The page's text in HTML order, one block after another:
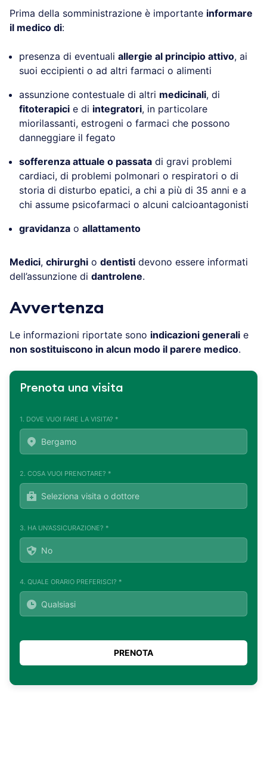
Prima della somministrazione è importante informare
il medico di:
presenza di eventuali allergie al principio attivo, ai
suoi eccipienti o ad altri farmaci o alimenti
assunzione contestuale di altri medicinali, di
fitoterapici e di integratori, in particolare
miorilassanti, estrogeni o farmaci che possono
danneggiare il fegato
sofferenza attuale o passata di gravi problemi
cardiaci, di problemi polmonari o respiratori o di
storia di disturbo epatici, a chi a più di 35 anni e a
chi assume psicofarmaci o alcuni calcioantagonisti
gravidanza o allattamento
Medici, chirurghi o dentisti devono essere informati
dell’assunzione di dantrolene.
Avvertenza
Le informazioni riportate sono indicazioni generali e
non sostituiscono in alcun modo il parere medico.
Prenota una visita
1. DOVE VUOI FARE LA VISITA? *
2. COSA VUOI PRENOTARE? *
3. HA UN'ASSICURAZIONE? *
4. QUALE ORARIO PREFERISCI? *